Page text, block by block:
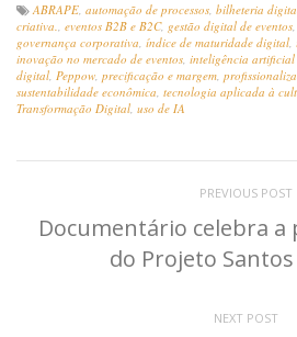
ABRAPE, automação de processos, bilheteria
criativa., eventos B2B e B2C, gestão digital de eventos,
governança corporativa, índice de maturidade digital,
inovação no mercado de eventos, inteligência artificial
digital, Peppow, precificação e margem,
sustentabilidade econômica, tecnologia aplicada à
Transformação Digital, uso de IA
PREVIOUS POST
Documentário celebra a
do Projeto
NEXT POST